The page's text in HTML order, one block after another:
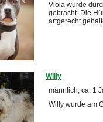
Viola wurde
gebracht. Die
artgerecht
Willy
männlich, ca. 1
Willy wurde am